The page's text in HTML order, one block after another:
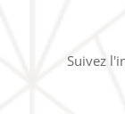
Suivez